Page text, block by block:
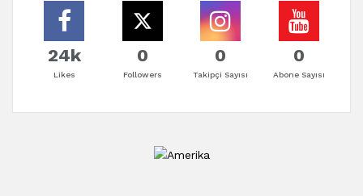
24k
Likes
0
Followers
0
Takipçi Sayısı
0
Abone Sayısı